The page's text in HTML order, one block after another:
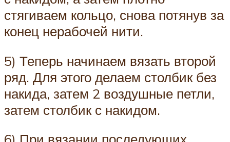
стягиваем кольцо, снова потянув за
конец нерабочей нити.
5) Теперь начинаем вязать второй
ряд. Для этого делаем столбик без
накида, затем 2 воздушные петли,
затем столбик с накидом.